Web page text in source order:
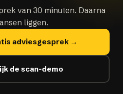
van 30 minuten. Daarna
liggen.
adviesgesprek →
de scan-demo